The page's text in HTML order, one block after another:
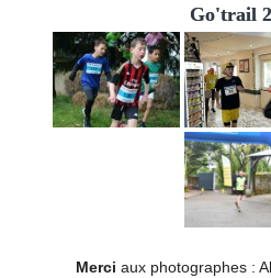
Go'trail
Merci aux photographes :